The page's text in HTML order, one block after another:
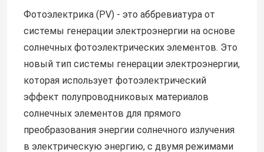
Фотоэлектрика (PV) - это аббревиатура от
системы генерации электроэнергии на основе
солнечных фотоэлектрических элементов. Это
новый тип системы генерации электроэнергии,
которая использует фотоэлектрический
эффект полупроводниковых материалов
солнечных элементов для прямого
преобразования энергии солнечного излучения
в электрическую энергию, с двумя режимами